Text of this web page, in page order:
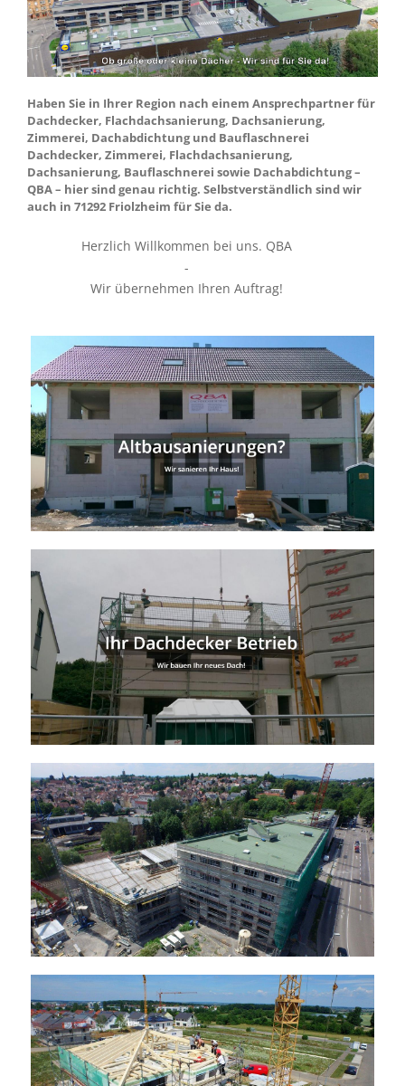
Haben Sie in Ihrer Region nach einem Ansprechpartner für
Dachdecker, Flachdachsanierung, Dachsanierung,
Zimmerei, Dachabdichtung und Bauflaschnerei
Dachdecker, Zimmerei, Flachdachsanierung,
Dachsanierung, Bauflaschnerei sowie Dachabdichtung –
QBA – hier sind genau richtig. Selbstverständlich sind wir
auch in 71292 Friolzheim für Sie da.
Herzlich Willkommen bei uns. QBA
-
Wir übernehmen Ihren Auftrag!